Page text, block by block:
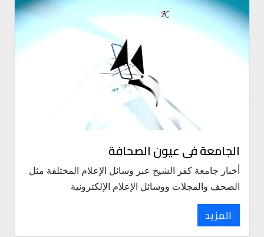
الجامعة فى عيون الصحافة
أخبار جامعة كفر الشيخ عبر وسائل الإعلام المختلفة مثل
الصحف والمجلات ووسائل الإعلام الإلكترونية
المزيد